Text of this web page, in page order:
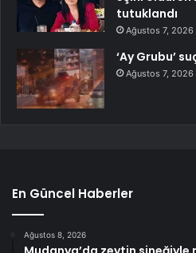
tutuklandı
Ağustos 7, 2026
‘Ay Grubu’
Ağustos 7, 2026
En Güncel Haberler
Ağustos 8, 2026